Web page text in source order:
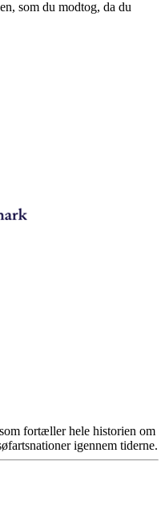
som du modtog, da du
fortæller hele historien om
igennem tiderne.